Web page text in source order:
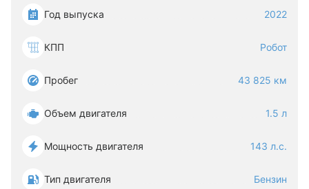
Год выпуска 2022
КПП Робот
Пробег 43 825 км
Объем двигателя 1.5 л
Мощность двигателя 143 л.с.
Тип двигателя Бензин